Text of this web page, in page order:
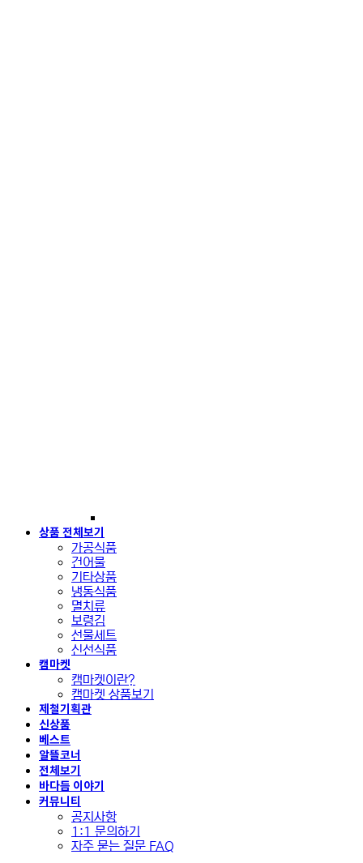
상품 전체보기
가공식품
건어물
기타상품
냉동식품
멸치류
보령김
선물세트
신선식품
캠마켓
캠마켓이란?
캠마켓 상품보기
제철기획관
신상품
베스트
알뜰코너
전체보기
바다듬 이야기
커뮤니티
공지사항
1:1 문의하기
자주 묻는 질문 FAQ